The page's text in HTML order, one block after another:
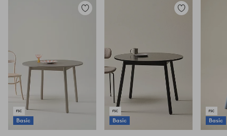
Basic
Zu
Basic
Zu
Basic